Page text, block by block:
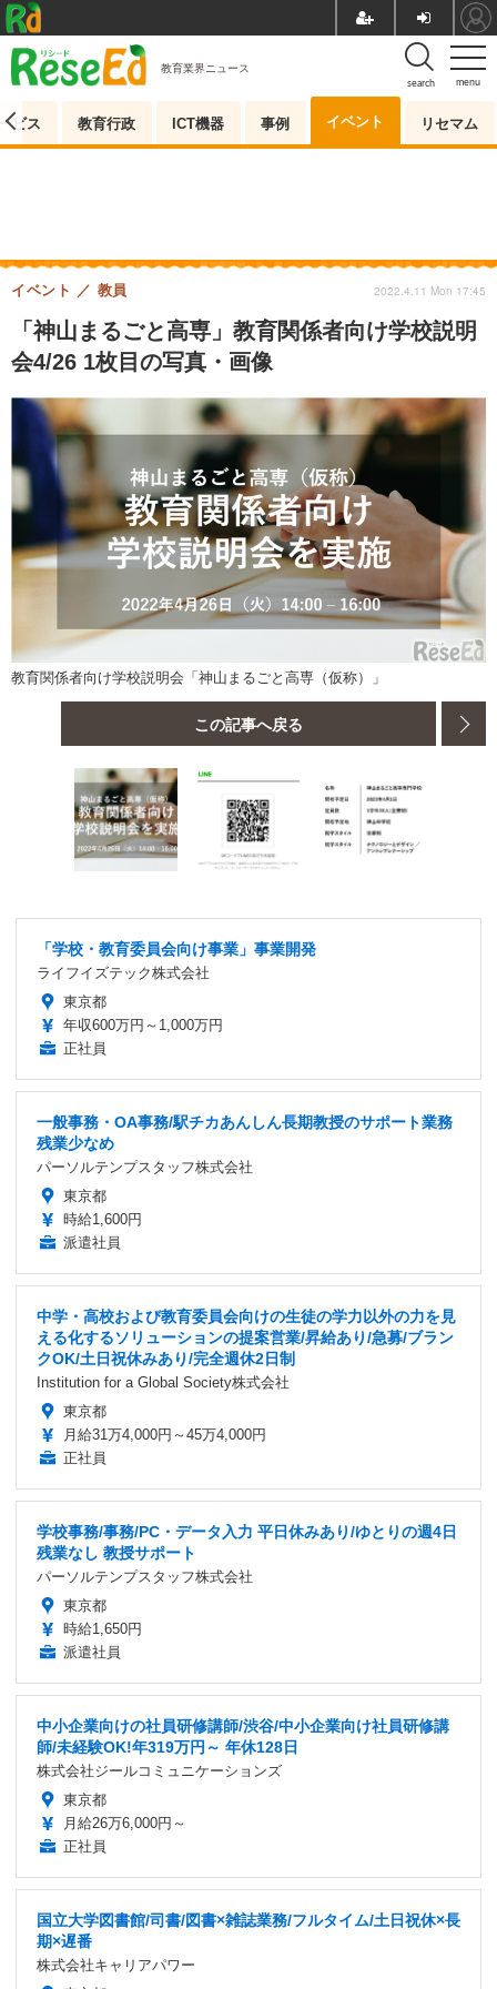
menu
search
教育業界ニュース
ビス 教育行政 ICT機器 事例 イベント リセマム
「神山まるごと高専」教育関係者向け学校説明
会4/26 1枚目の写真・画像
イベント 教員 2022.4.11 Mon 17:45
教育関係者向け学校説明会「神山まるごと高専（仮称）」
この記事へ戻る
「学校・教育委員会向け事業」事業開発
ライフイズテック株式会社
東京都
年収600万円～1,000万円
正社員
一般事務・OA事務/駅チカあんしん長期教授のサポート業務
残業少なめ
パーソルテンプスタッフ株式会社
東京都
時給1,600円
派遣社員
中学・高校および教育委員会向けの生徒の学力以外の力を見
える化するソリューションの提案営業/昇給あり/急募/ブラン
クOK/土日祝休みあり/完全週休2日制
Institution for a Global Society株式会社
東京都
月給31万4,000円～45万4,000円
正社員
学校事務/事務/PC・データ入力 平日休みあり/ゆとりの週4日
残業なし 教授サポート
パーソルテンプスタッフ株式会社
東京都
時給1,650円
派遣社員
中小企業向けの社員研修講師/渋谷/中小企業向け社員研修講
師/未経験OK!年319万円～ 年休128日
株式会社ジールコミュニケーションズ
東京都
月給26万6,000円～
正社員
国立大学図書館/司書/図書×雑誌業務/フルタイム/土日祝休×長
期×遅番
株式会社キャリアパワー